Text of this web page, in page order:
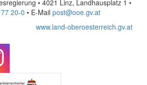
• 4021 Linz, Landhausplatz 1 •
20-0 • E-Mail post@ooe.gv.at
www.land-oberoesterreich.gv.at